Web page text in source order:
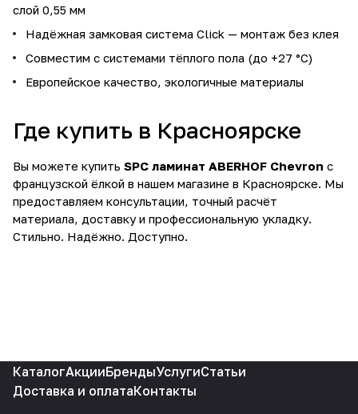
слой 0,55 мм
Надёжная замковая система Click — монтаж без клея
Совместим с системами тёплого пола (до +27 °C)
Европейское качество, экологичные материалы
Где купить в Красноярске
Вы можете купить SPC ламинат ABERHOF Chevron с
французской ёлкой в нашем магазине в Красноярске. Мы
предоставляем консультации, точный расчёт
материала, доставку и профессиональную укладку.
Стильно. Надёжно. Доступно.
КаталогАкцииБрендыУслугиСтатьи
Доставка и оплатаКонтакты